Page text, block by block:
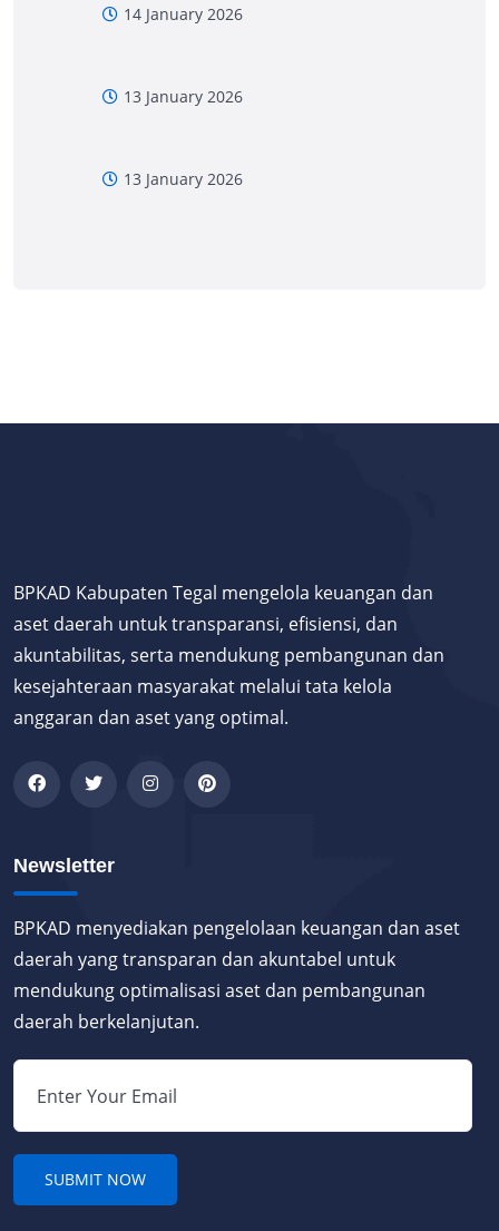
14 January 2026
13 January 2026
13 January 2026
BPKAD Kabupaten Tegal mengelola keuangan dan
aset daerah untuk transparansi, efisiensi, dan
akuntabilitas, serta mendukung pembangunan dan
kesejahteraan masyarakat melalui tata kelola
anggaran dan aset yang optimal.
Newsletter
BPKAD menyediakan pengelolaan keuangan dan aset
daerah yang transparan dan akuntabel untuk
mendukung optimalisasi aset dan pembangunan
daerah berkelanjutan.